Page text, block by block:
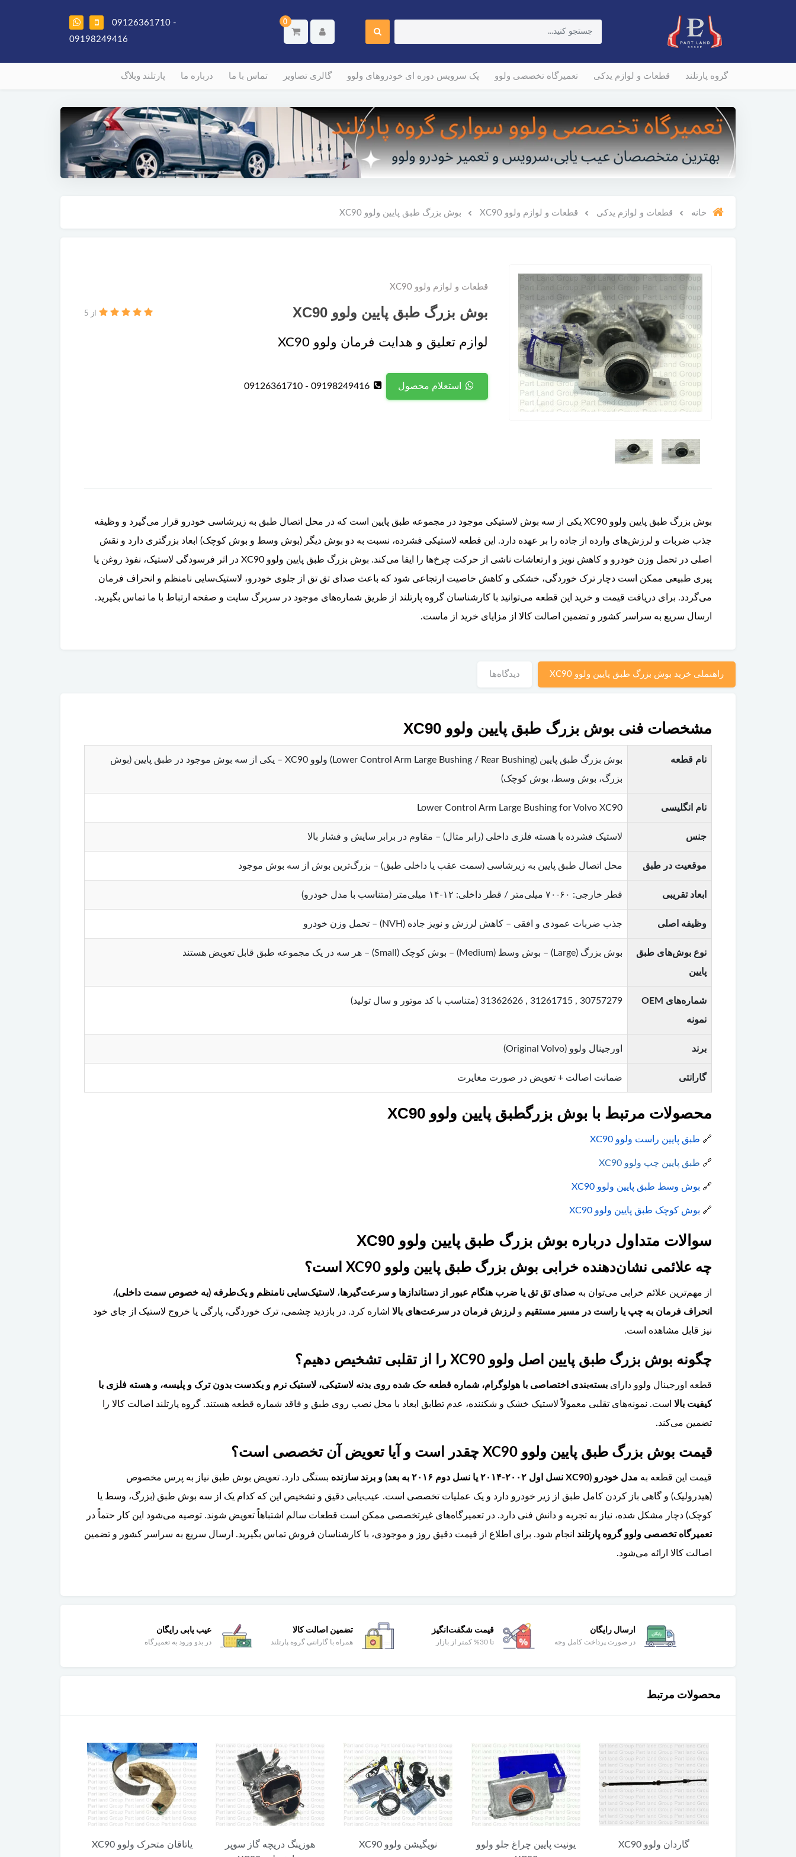
0
09126361710 -
09198249416
گروه پارتلند قطعات و لوازم یدکی تعمیرگاه تخصصی ولوو پک سرویس دوره ای خودروهای ولوو گالری تصاویر تماس با ما درباره ما پارتلند وبلاگ
خانه قطعات و لوازم یدکی قطعات و لوازم ولوو XC90 بوش بزرگ طبق پایین ولوو XC90
قطعات و لوازم ولوو XC90
بوش بزرگ طبق پایین ولوو XC90 از 5
لوازم تعلیق و هدایت فرمان ولوو XC90
استعلام محصول 09198249416 - 09126361710
بوش بزرگ طبق پایین ولوو XC90 یکی از سه بوش لاستیکی موجود در مجموعه طبق پایین است که در محل اتصال طبق به زیرشاسی خودرو قرار می‌گیرد و وظیفه
جذب ضربات و لرزش‌های وارده از جاده را بر عهده دارد. این قطعه لاستیکی فشرده، نسبت به دو بوش دیگر (بوش وسط و بوش کوچک) ابعاد بزرگتری دارد و نقش
اصلی در تحمل وزن خودرو و کاهش نویز و ارتعاشات ناشی از حرکت چرخ‌ها را ایفا می‌کند. بوش بزرگ طبق پایین ولوو XC90 در اثر فرسودگی لاستیک، نفوذ روغن یا
پیری طبیعی ممکن است دچار ترک خوردگی، خشکی و کاهش خاصیت ارتجاعی شود که باعث صدای تق تق از جلوی خودرو، لاستیک‌سایی نامنظم و انحراف فرمان
می‌گردد. برای دریافت قیمت و خرید این قطعه می‌توانید با کارشناسان گروه پارتلند از طریق شماره‌های موجود در سربرگ سایت و صفحه ارتباط با ما تماس بگیرید.
ارسال سریع به سراسر کشور و تضمین اصالت کالا از مزایای خرید از ماست.
راهنملی خرید بوش بزرگ طبق پایین ولوو XC90 دیدگاه‌ها
مشخصات فنی بوش بزرگ طبق پایین ولوو XC90
نام قطعه
بوش بزرگ طبق پایین (Lower Control Arm Large Bushing / Rear Bushing) ولوو XC90 – یکی از سه بوش موجود در طبق پایین (بوش
بزرگ، بوش وسط، بوش کوچک)
نام انگلیسی Lower Control Arm Large Bushing for Volvo XC90
جنس لاستیک فشرده با هسته فلزی داخلی (رابر متال) – مقاوم در برابر سایش و فشار بالا
موقعیت در طبق محل اتصال طبق پایین به زیرشاسی (سمت عقب یا داخلی طبق) – بزرگ‌ترین بوش از سه بوش موجود
ابعاد تقریبی قطر خارجی: ۶۰-۷۰ میلی‌متر / قطر داخلی: ۱۲-۱۴ میلی‌متر (متناسب با مدل خودرو)
وظیفه اصلی جذب ضربات عمودی و افقی – کاهش لرزش و نویز جاده (NVH) – تحمل وزن خودرو
نوع بوش‌های طبق
پایین
بوش بزرگ (Large) – بوش وسط (Medium) – بوش کوچک (Small) – هر سه در یک مجموعه طبق قابل تعویض هستند
شماره‌های OEM
نمونه
30757279 , 31261715 , 31362626 (متناسب با کد موتور و سال تولید)
برند اورجینال ولوو (Original Volvo)
گارانتی ضمانت اصالت + تعویض در صورت مغایرت
محصولات مرتبط با بوش بزرگطبق پایین ولوو XC90
🔗 طبق پایین راست ولوو XC90
🔗 طبق پایین چپ ولوو XC90
🔗 بوش وسط طبق پایین ولوو XC90
🔗 بوش کوچک طبق پایین ولوو XC90
سوالات متداول درباره بوش بزرگ طبق پایین ولوو XC90
چه علائمی نشان‌دهنده خرابی بوش بزرگ طبق پایین ولوو XC90 است؟
از مهم‌ترین علائم خرابی می‌توان به صدای تق تق یا ضرب هنگام عبور از دستاندازها و سرعت‌گیرها، لاستیک‌سایی نامنظم و یک‌طرفه (به خصوص سمت داخلی)،
انحراف فرمان به چپ یا راست در مسیر مستقیم و لرزش فرمان در سرعت‌های بالا اشاره کرد. در بازدید چشمی، ترک خوردگی، پارگی یا خروج لاستیک از جای خود
نیز قابل مشاهده است.
چگونه بوش بزرگ طبق پایین اصل ولوو XC90 را از تقلبی تشخیص دهیم؟
قطعه اورجینال ولوو دارای بسته‌بندی اختصاصی با هولوگرام، شماره قطعه حک شده روی بدنه لاستیکی، لاستیک نرم و یکدست بدون ترک و پلیسه، و هسته فلزی با
کیفیت بالا است. نمونه‌های تقلبی معمولاً لاستیک خشک و شکننده، عدم تطابق ابعاد با محل نصب روی طبق و فاقد شماره قطعه هستند. گروه پارتلند اصالت کالا را
تضمین می‌کند.
قیمت بوش بزرگ طبق پایین ولوو XC90 چقدر است و آیا تعویض آن تخصصی است؟
قیمت این قطعه به مدل خودرو (XC90 نسل اول ۲۰۰۲-۲۰۱۴ یا نسل دوم ۲۰۱۶ به بعد) و برند سازنده
بستگی دارد. تعویض بوش طبق نیاز به پرس مخصوص
(هیدرولیک) و گاهی باز کردن کامل طبق از زیر خودرو دارد و یک عملیات تخصصی است. عیب‌یابی دقیق و تشخیص این که کدام یک از سه بوش طبق (بزرگ، وسط یا
کوچک) دچار مشکل شده، نیاز به تجربه و دانش فنی دارد. در تعمیرگاه‌های غیرتخصصی ممکن است قطعات سالم اشتباهاً تعویض شوند. توصیه می‌شود این کار حتماً در
تعمیرگاه تخصصی ولوو گروه پارتلند انجام شود. برای اطلاع از قیمت دقیق روز و موجودی، با کارشناسان فروش تماس بگیرید. ارسال سریع به سراسر کشور و تضمین
اصالت کالا ارائه می‌شود.
ارسال رایگان
در صورت پرداخت کامل وجه
قیمت شگفت‌انگیز
تا 30% کمتر از بازار
تضمین اصالت کالا
همراه با گارانتی گروه پارتلند
عیب یابی رایگان
در بدو ورود به تعمیرگاه
محصولات مرتبط
گاردان ولوو XC90
یونیت پایین چراغ جلو ولوو
نویگیشن ولوو XC90
هوزینگ دریچه گاز سوپر
یاتاقان متحرک ولوو XC90